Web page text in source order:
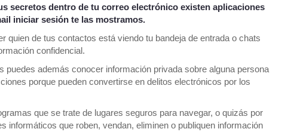
secretos dentro de tu correo electrónico existen aplicaciones
iniciar sesión te las mostramos.
quien de tus contactos está viendo tu bandeja de entrada o chats
confidencial.
además conocer información privada sobre alguna persona
porque pueden convertirse en delitos electrónicos por los
que se trate de lugares seguros para navegar, o quizás por
informáticos que roben, vendan, eliminen o publiquen información